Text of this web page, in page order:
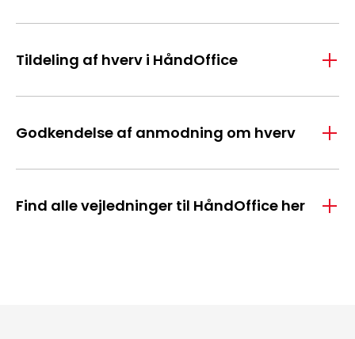
Tildeling af hverv i HåndOffice
Godkendelse af anmodning om hverv
Find alle vejledninger til HåndOffice her